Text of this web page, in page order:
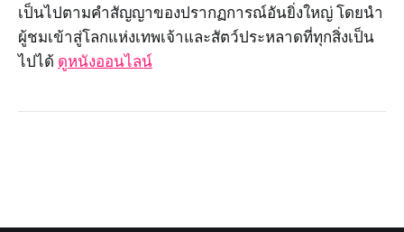
เป็นไปตามคำสัญญาของปรากฏการณ์อันยิ่งใหญ่ โดยนำ
ผู้ชมเข้าสู่โลกแห่งเทพเจ้าและสัตว์ประหลาดที่ทุกสิ่งเป็น
ไปได้ ดูหนังออนไลน์